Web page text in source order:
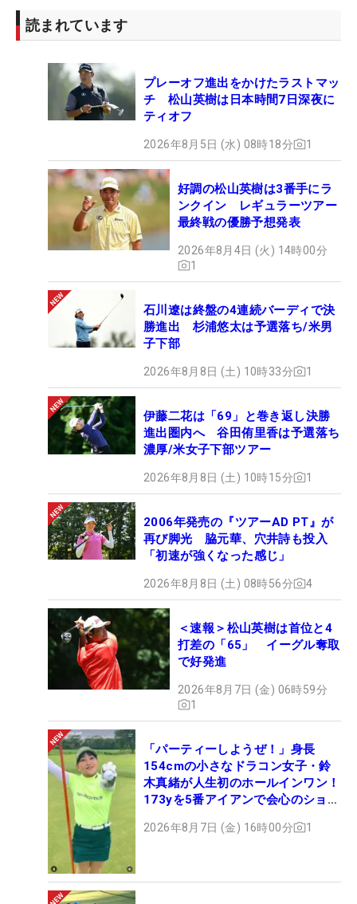
読まれています
プレーオフ進出をかけたラストマッ
チ 松山英樹は日本時間7日深夜に
ティオフ
2026年8月5日 (水) 08時18分 1
好調の松山英樹は3番手にラ
ンクイン レギュラーツアー
最終戦の優勝予想発表
2026年8月4日 (火) 14時00分
1
石川遼は終盤の4連続バーディで決
勝進出 杉浦悠太は予選落ち/米男
子下部
2026年8月8日 (土) 10時33分 1
伊藤二花は「69」と巻き返し決勝
進出圏内へ 谷田侑里香は予選落ち
濃厚/米女子下部ツアー
2026年8月8日 (土) 10時15分 1
2006年発売の『ツアーAD PT』が
再び脚光 脇元華、穴井詩も投入
「初速が強くなった感じ」
2026年8月8日 (土) 08時56分 4
＜速報＞松山英樹は首位と4
打差の「65」 イーグル奪取
で好発進
2026年8月7日 (金) 06時59分
1
「パーティーしようぜ！」身長
154cmの小さなドラコン女子・鈴
木真緒が人生初のホールインワン！
173yを5番アイアンで会心のショッ
2026年8月7日 (金) 16時00分 1